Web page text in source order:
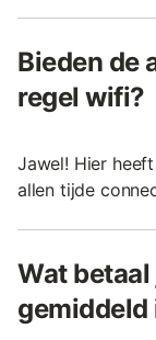
Bieden de
regel wifi?
Jawel! Hier
allen tijde
Wat
gemiddeld